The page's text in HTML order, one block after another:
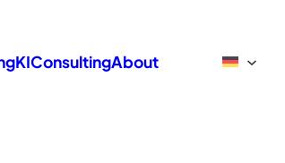
KIConsultingAbout